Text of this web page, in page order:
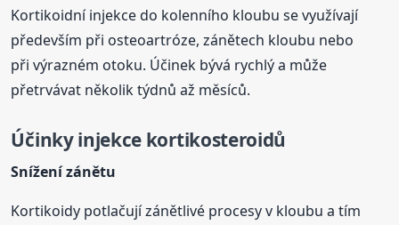
Kortikoidní injekce do kolenního kloubu se využívají
především při osteoartróze, zánětech kloubu nebo
při výrazném otoku. Účinek bývá rychlý a může
přetrvávat několik týdnů až měsíců.
Účinky injekce kortikosteroidů
Snížení zánětu
Kortikoidy potlačují zánětlivé procesy v kloubu a tím